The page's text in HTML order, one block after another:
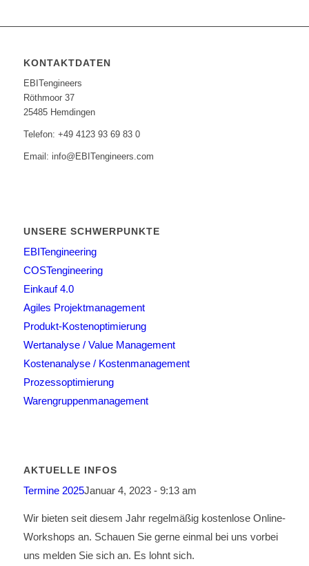
KONTAKTDATEN
EBITengineers
Röthmoor 37
25485 Hemdingen
Telefon: +49 4123 93 69 83 0
Email: info@EBITengineers.com
UNSERE SCHWERPUNKTE
EBITengineering
COSTengineering
Einkauf 4.0
Agiles Projektmanagement
Produkt-Kostenoptimierung
Wertanalyse / Value Management
Kostenanalyse / Kostenmanagement
Prozessoptimierung
Warengruppenmanagement
AKTUELLE INFOS
Termine 2025Januar 4, 2023 - 9:13 am
Wir bieten seit diesem Jahr regelmäßig kostenlose Online-
Workshops an. Schauen Sie gerne einmal bei uns vorbei
uns melden Sie sich an. Es lohnt sich.